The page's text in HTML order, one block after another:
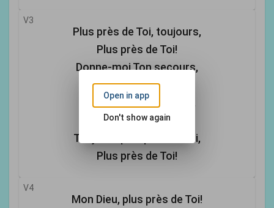
V3
Plus près de Toi, toujours,
Plus près de Toi!
Donne-moi Ton secours,
Soutiens ma foi!
Que Satan se déchaîne,
Ton amour me ramène
Toujours plus près de Toi,
Plus près de Toi!
V4
Mon Dieu, plus près de Toi!
Open in app
Don't show again